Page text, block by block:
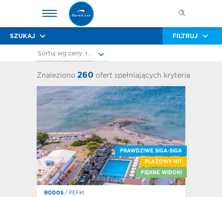
SZUKAJ FILTRUJ
Znaleziono 260 ofert spełniających kryteria
Sortuj wg ceny: rosnąco
PRAWDZIWE SIGA-SIGA
PLAŻOWY HIT
PIĘKNE WIDOKI
RODOS / PEFKI